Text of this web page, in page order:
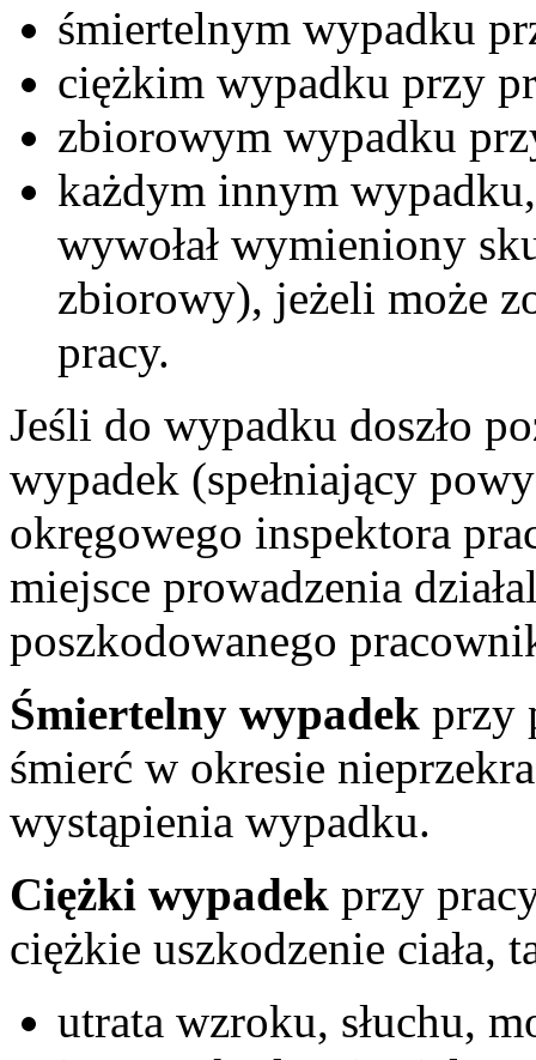
śmiertelnym wypadku
ciężkim wypadku przy
zbiorowym wypadku
każdym innym
wywołał wymieniony
zbiorowy), jeżeli może
pracy.
Jeśli do wypadku doszło
wypadek (spełniający
okręgowego inspektora
miejsce prowadzenia
poszkodowanego
Śmiertelny wypadek przy
śmierć w okresie
wystąpienia wypadku.
Ciężki wypadek przy
ciężkie uszkodzenie ciała,
utrata wzroku, słuchu,